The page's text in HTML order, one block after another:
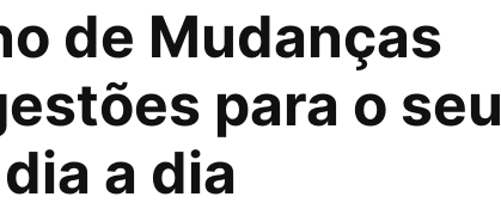
de Mudanças
para o seu
a dia